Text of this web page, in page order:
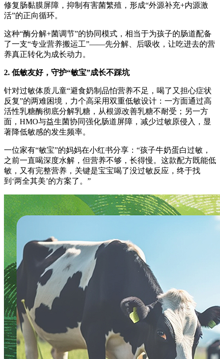
修复肠黏膜屏障，抑制有害菌繁殖，形成“外源补充+内源激
活”的正向循环。
这种“酶分解+菌调节”的协同模式，相当于为孩子的肠道配备
了一支“专业营养搬运工”——先分解、后吸收，让吃进去的营
养真正转化为成长动力。
2. 低敏友好，守护“敏宝”成长不踩坑
针对过敏体质儿童“避食奶制品怕营养不足，喝了又担心症状
反复”的两难困境，力个高采用双重低敏设计：一方面通过高
活性乳糖酶彻底分解乳糖，从根源改善乳糖不耐受；另一方
面，HMO与益生菌协同强化肠道屏障，减少过敏原侵入，显
著降低敏感的发生频率。
一位家有“敏宝”的妈妈在小红书分享：“孩子牛奶蛋白过敏，
之前一直喝深度水解，但营养不够，长得慢。这款配方既能低
敏，又有完整营养，关键是宝宝喝了没过敏反应，终于找
到‘两全其美’的方案了。”